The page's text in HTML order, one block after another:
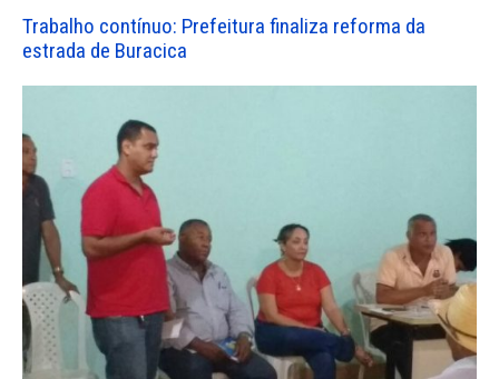
Trabalho contínuo: Prefeitura finaliza reforma da
estrada de Buracica